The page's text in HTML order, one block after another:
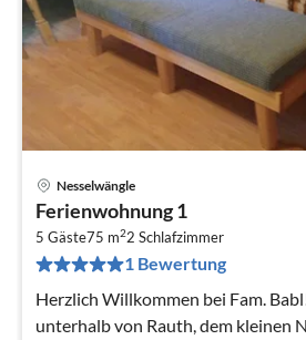
Nesselwängle
Ferienwohnung 1
5 Gäste75 m22 Schlafzimmer
1 Bewertung
Herzlich Willkommen bei Fam. Babl! Unser Haus
unterhalb von Rauth, dem kleinen